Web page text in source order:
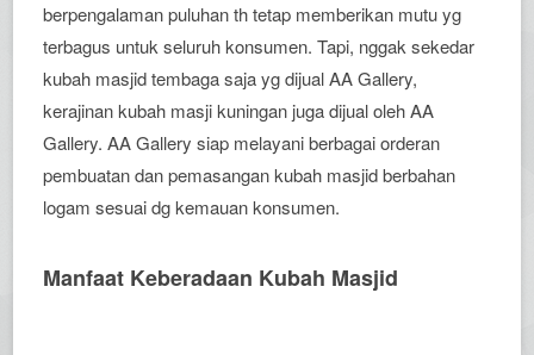
berpengalaman puluhan th tetap memberikan mutu yg
terbagus untuk seluruh konsumen. Tapi, nggak sekedar
kubah masjid tembaga saja yg dijual AA Gallery,
kerajinan kubah masji kuningan juga dijual oleh AA
Gallery. AA Gallery siap melayani berbagai orderan
pembuatan dan pemasangan kubah masjid berbahan
logam sesuai dg kemauan konsumen.
Manfaat Keberadaan Kubah Masjid